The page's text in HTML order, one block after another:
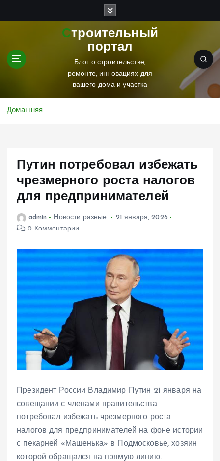
Строительный
портал
Блог о строительстве,
ремонте, инновациях для
вашего дома и участка
Домашняя
Путин потребовал избежать
чрезмерного роста налогов
для предпринимателей
admin Новости разные
21 января, 2026
0 Комментарии
Президент России Владимир Путин 21 января на
совещании с членами правительства
потребовал избежать чрезмерного роста
налогов для предпринимателей на фоне истории
с пекарней «Машенька» в Подмосковье, хозяин
которой обращался на прямую линию.